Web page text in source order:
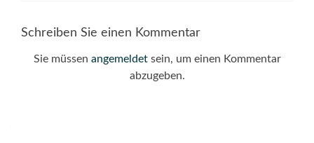
Schreiben Sie einen Kommentar
Sie müssen angemeldetsein, um einen Kommentar
abzugeben.